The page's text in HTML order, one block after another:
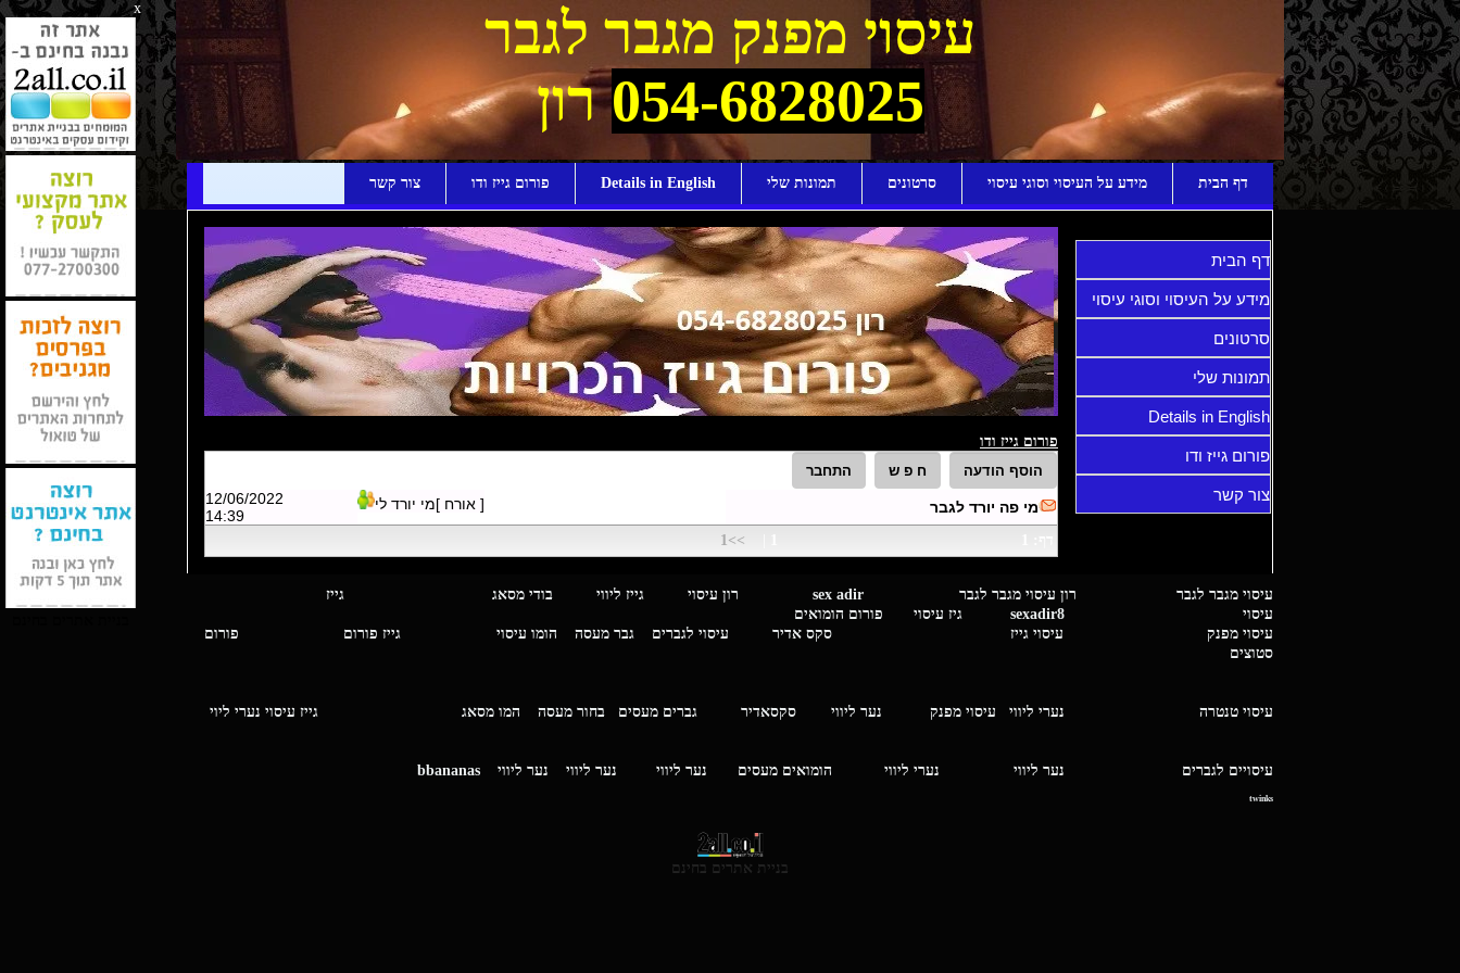
x
עיסוי מפנק מגבר לגבר
054-6828025רון
דף הבית מידע על העיסוי וסוגי עיסוי סרטונים תמונות שלי Details in English פורום גייז ודו צור קשר
דף הבית
מידע על העיסוי וסוגי עיסוי
סרטונים
תמונות שלי
Details in English
פורום גייז ודו
צור קשר
פורום גייז ודו
מי פה יורד לגבר [ אורח ]מי יורד לי
12/06/2022
14:39
>>1
עיסוי מגבר לגבר רון עיסוי מגבר לגבר sex adir רון עיסוי גייז ליווי בודי מסאג גייז
עיסוי sexadir8 גיז עיסוי פורום הומואים
עיסוי מפנק
עיסוי גייז סקס אדיר עיסוי לגברים גבר מעסה הומו עיסוי גייז פורום
פורום
סטוצים
עיסוי טנטרה נערי ליווי עיסוי מפנק נער ליווי סקסאדיר גברים מעסים בחור מעסה המו מסאג גייז עיסוי נערי ליוי
עיסויים לגברים נער ליווי נערי ליווי הומואים מעסים נער ליווי נער ליווי נער ליווי bbananas
twinks
בניית אתרים בחינם